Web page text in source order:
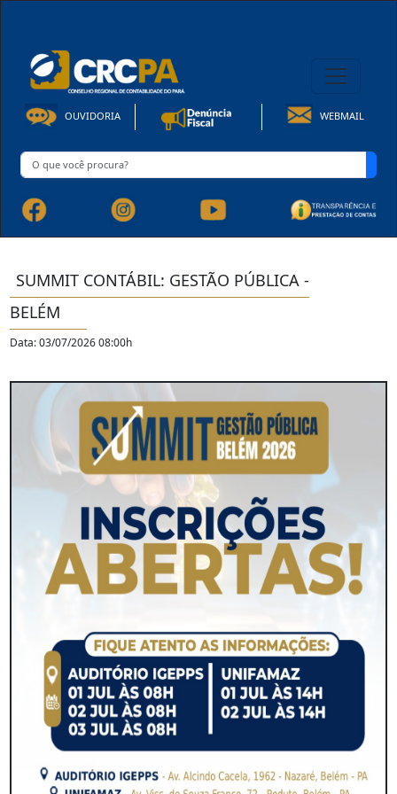
OUVIDORIA WEBMAIL
SUMMIT CONTÁBIL: GESTÃO PÚBLICA -
BELÉM
Data: 03/07/2026 08:00h